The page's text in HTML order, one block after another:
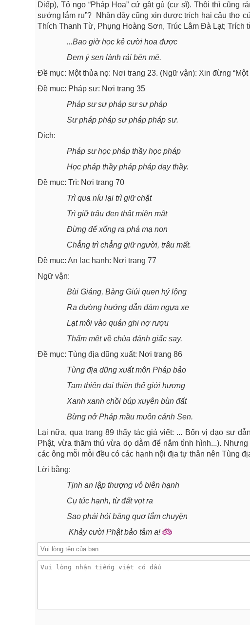
Diếp), Tỏ ngọ “Pháp Hoa” cứ gật gù (cư sĩ). Thôi thì cũng
sướng lắm ru”? Nhân đây cũng xin được trích hai câu thơ
Thích Thanh Từ, Phụng Hoàng Sơn, Trúc Lâm Đà Lạt; Trích
...Bao giờ học kẻ cười hoa được
Đem ý sen lành rải bên mê.
Đề mục: Một thủa nọ: Nơi trang 23. (Ngữ vận): Xin đừng
Đề mục: Pháp sư: Nơi trang 35
Pháp sư sư pháp sư sư pháp
Sư pháp pháp sư pháp pháp sư.
Dịch:
Pháp sư học pháp thầy học pháp
Học pháp thầy pháp pháp dạy thầy.
Đề mục: Trì: Nơi trang 70
Trì qua níu lại trì giữ chặt
Trì giữ trâu đen thật miên mật
Đừng để xổng ra phá mạ non
Chẳng trì chẳng giữ người, trâu mất.
Đề mục: An lạc hạnh: Nơi trang 77
Ngữ vận:
Bùi Giáng, Bàng Giúi quen hý lộng
Ra đường hướng dẫn đám ngựa xe
Lạt môi vào quán ghi nợ rượu
Thấm mệt về chùa đánh giấc say.
Đề mục: Tùng địa dũng xuất: Nơi trang 86
Tùng địa dũng xuất môn Pháp bảo
Tam thiên đại thiên thế giới hương
Xanh xanh chồi búp xuyên bùn đất
Bừng nở Pháp mầu muôn cánh Sen.
Lại nữa, qua trang 89 thấy tác giả viết: ... Bốn vị đạo sư
Phật, vừa thăm thú vừa dọ dẫm để nắm tình hình...).
các ông mỗi mỗi đều có các hạnh nội địa tự thân nên Tùng
Lời bằng:
Tịnh an lập thượng vô biên hạnh
Cụ túc hạnh, từ đất vọt ra
Sao phải hỏi bâng quơ lắm chuyện
Khảy cười Phật bảo tâm a!